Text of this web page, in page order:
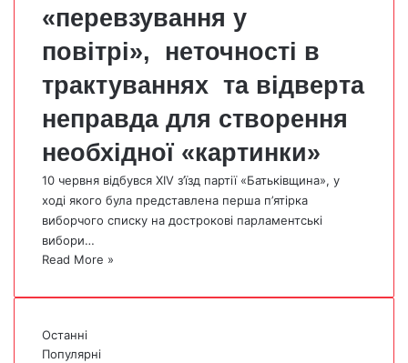
«перевзування у
повітрі», неточності в
трактуваннях та відверта
неправда для створення
необхідної «картинки»
10 червня відбувся XIV з’їзд партії «Батьківщина», у
ході якого була представлена перша п’ятірка
виборчого списку на дострокові парламентські
вибори…
Read More »
Останні
Популярні